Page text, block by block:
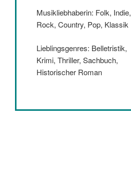
Musikliebhaberin: Folk, Indie,
Rock, Country, Pop, Klassik
Lieblingsgenres: Belletristik,
Krimi, Thriller, Sachbuch,
Historischer Roman